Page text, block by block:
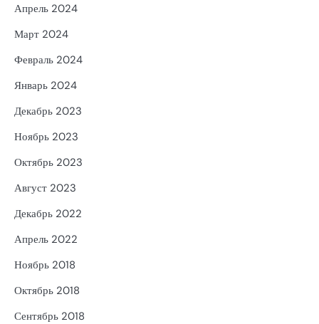
Апрель 2024
Март 2024
Февраль 2024
Январь 2024
Декабрь 2023
Ноябрь 2023
Октябрь 2023
Август 2023
Декабрь 2022
Апрель 2022
Ноябрь 2018
Октябрь 2018
Сентябрь 2018